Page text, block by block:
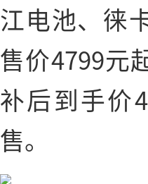
江电池、徕
售价4799元
补后到手价
售。